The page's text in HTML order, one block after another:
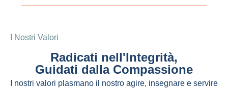
I Nostri Valori
Radicati nell'Integrità,
Guidati dalla Compassione
I nostri valori plasmano il nostro agire, insegnare e servire